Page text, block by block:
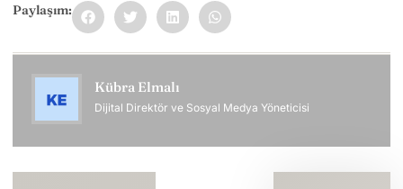
Paylaşım:
Kübra Elmalı
Dijital Direktör ve Sosyal Medya Yöneticisi